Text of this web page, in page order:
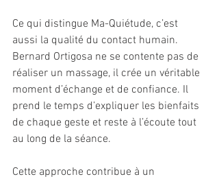
Ce qui distingue Ma-Quiétude, c’est
aussi la qualité du contact humain.
Bernard Ortigosa ne se contente pas de
réaliser un massage, il crée un véritable
moment d’échange et de confiance. Il
prend le temps d’expliquer les bienfaits
de chaque geste et reste à l’écoute tout
au long de la séance.
Cette approche contribue à un